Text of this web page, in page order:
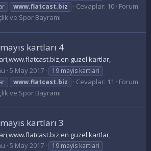
www.flatcast.biz Cevaplar: 10 Forum:
ve Spor Bayramı
kartları 4
guzel kartlar,
5 May 2017
19 mayis kartlari
www.flatcast.biz Cevaplar: 11
Forum:
ve Spor Bayramı
kartları 3
guzel kartlar,
5 May 2017
19 mayis kartlari